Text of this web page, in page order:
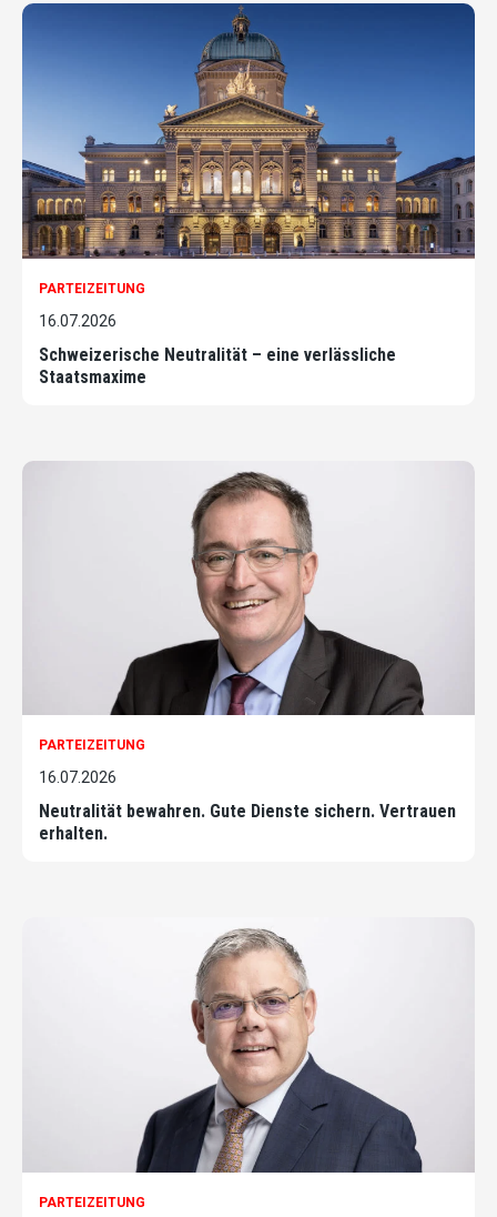
PARTEIZEITUNG
16.07.2026
Schweizerische Neutralität – eine verlässliche
Staatsmaxime
PARTEIZEITUNG
16.07.2026
Neutralität bewahren. Gute Dienste sichern. Vertrauen
erhalten.
PARTEIZEITUNG